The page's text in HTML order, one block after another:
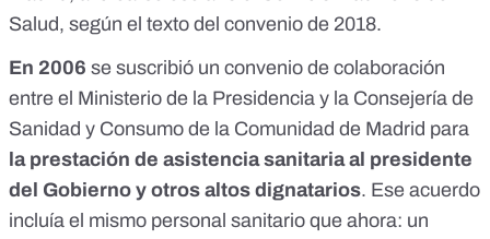
Salud, según el texto del convenio de 2018.
En 2006 se suscribió un convenio de colaboración
entre el Ministerio de la Presidencia y la Consejería de
Sanidad y Consumo de la Comunidad de Madrid para
la prestación de asistencia sanitaria al presidente
del Gobierno y otros altos dignatarios. Ese acuerdo
incluía el mismo personal sanitario que ahora: un